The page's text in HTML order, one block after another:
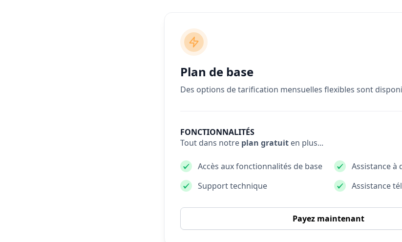
Plan de base
Des options de tarification mensuelles flexibles sont
FONCTIONNALITÉS
Tout dans notre plan gratuit en plus...
Accès aux fonctionnalités de base
Assistance à
Support technique
Assistance
Payez maintenant